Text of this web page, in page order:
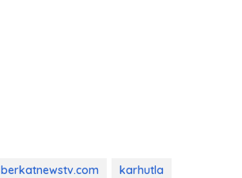
berkatnewstv.com
karhutla